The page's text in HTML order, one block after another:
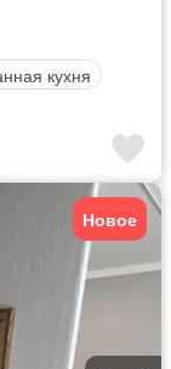
кухня
Новое